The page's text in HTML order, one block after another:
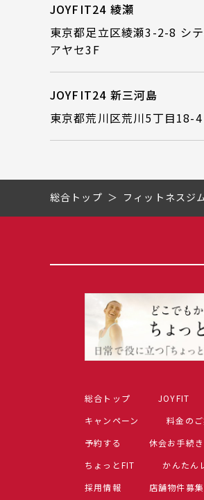
JOYFIT24 綾瀬
東京都足立区綾瀬3-2-8 シ
アヤセ3F
JOYFIT24 新三河島
東京都荒川区荒川5丁目18-4
総合トップ フィットネスジ
総合トップ JOYFIT
キャンペーン
料金の
予約する
休会お手続き
ちょっとFIT
かんたん
採用情報
店舗物件募